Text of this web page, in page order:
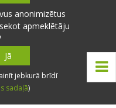
Radars·
politika
anonimizētus
apmeklētāju
Jā
jebkurā brīdī
sadaļā)